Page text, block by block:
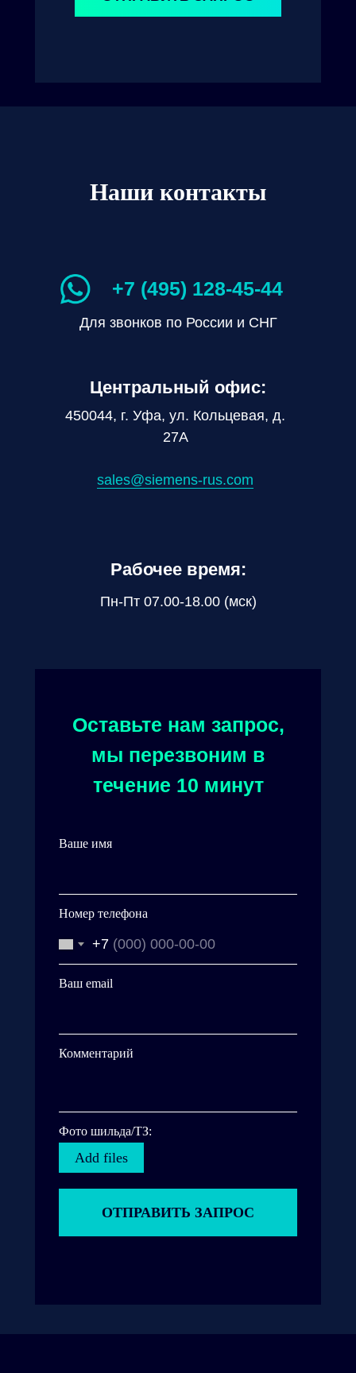
Наши контакты
Оставьте нам запрос,
мы перезвоним в
течение 10 минут
Для звонков по России и СНГ
Ваше имя
Номер телефона
+7
Ваш email
Комментарий
Фото шильда/ТЗ:
Add files
ОТПРАВИТЬ ЗАПРОС
+7 (495) 128-45-44
450044, г. Уфа, ул. Кольцевая, д.
27А
sales@siemens-rus.com
Центральный офис:
Пн-Пт 07.00-18.00 (мск)
Рабочее время: